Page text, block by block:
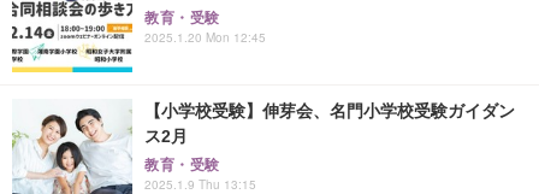
教育・受験
2025.1.20 Mon 12:45
【小学校受験】伸芽会、名門小学校受験ガイダン
ス2月
教育・受験
2025.1.9 Thu 13:15